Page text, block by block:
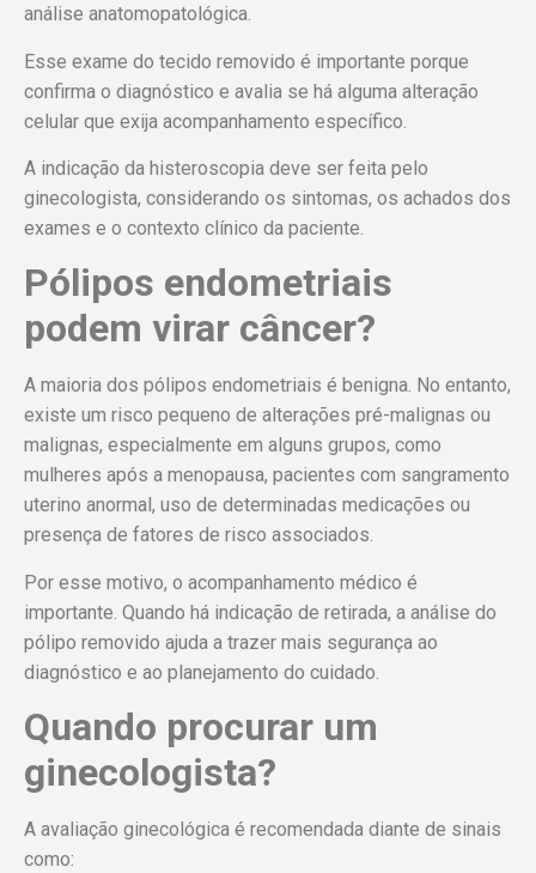
análise anatomopatológica.
Esse exame do tecido removido é importante porque
confirma o diagnóstico e avalia se há alguma alteração
celular que exija acompanhamento específico.
A indicação da histeroscopia deve ser feita pelo
ginecologista, considerando os sintomas, os achados dos
exames e o contexto clínico da paciente.
Pólipos endometriais
podem virar câncer?
A maioria dos pólipos endometriais é benigna. No entanto,
existe um risco pequeno de alterações pré-malignas ou
malignas, especialmente em alguns grupos, como
mulheres após a menopausa, pacientes com sangramento
uterino anormal, uso de determinadas medicações ou
presença de fatores de risco associados.
Por esse motivo, o acompanhamento médico é
importante. Quando há indicação de retirada, a análise do
pólipo removido ajuda a trazer mais segurança ao
diagnóstico e ao planejamento do cuidado.
Quando procurar um
ginecologista?
A avaliação ginecológica é recomendada diante de sinais
como: